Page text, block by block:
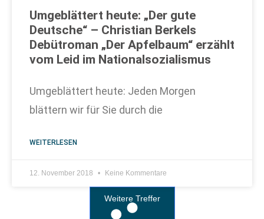
Umgeblättert heute: „Der gute
Deutsche“ – Christian Berkels
Debütroman „Der Apfelbaum“ erzählt
vom Leid im Nationalsozialismus
Umgeblättert heute: Jeden Morgen
blättern wir für Sie durch die
WEITERLESEN
12. November 2018 Keine Kommentare
Weitere Treffer